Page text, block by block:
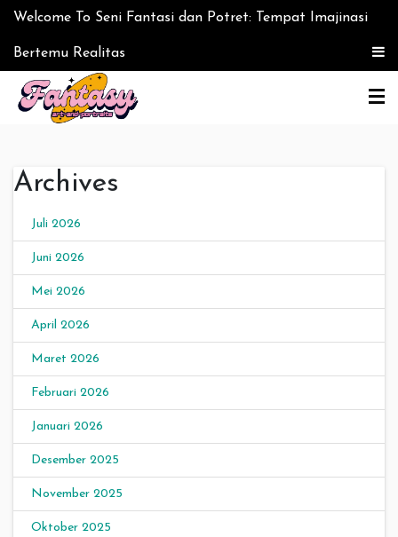
Skip to content
Welcome To Seni Fantasi dan Potret: Tempat Imajinasi
Bertemu Realitas
Tempat Imajinasi
Bertemu Realitas
Archives
Juli 2026
Juni 2026
Mei 2026
April 2026
Maret 2026
Februari 2026
Januari 2026
Desember 2025
November 2025
Oktober 2025